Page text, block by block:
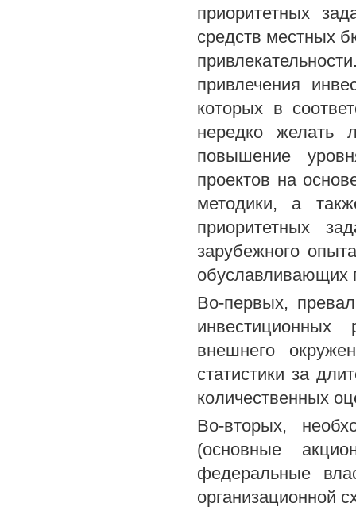
приоритетных
средств местных
привлечения
которых в
нередко желать
повышение
проектов на
методики, а
приоритетных
зарубежного
обуславливающих
Во-первых,
внешнего
статистики за
количественных
Во-вторых,
(основные
федеральные
организационной